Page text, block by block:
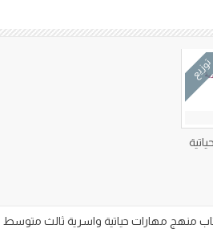
توزيع